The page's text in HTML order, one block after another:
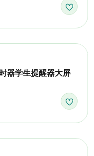
器学生提醒器大屏